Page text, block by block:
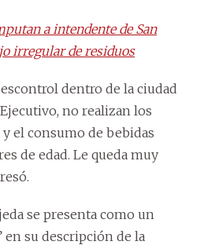
a intendente de San
irregular de residuos
dentro de la ciudad
no realizan los
el consumo de bebidas
de edad. Le queda muy
se presenta como un
su descripción de la